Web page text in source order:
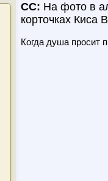
CC: На фото в
корточках Киса
Когда душа просит